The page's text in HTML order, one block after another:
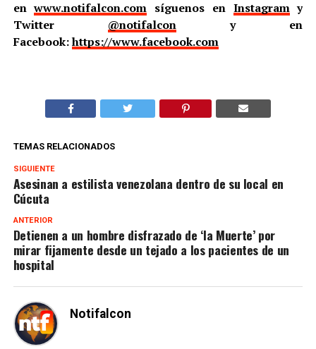
enwww.notifalcon.com síguenos en Instagramy
Twitter @notifalcony en
Facebook:https://www.facebook.com
TEMAS RELACIONADOS
SIGUIENTE
Asesinan a estilista venezolana dentro de su local en
Cúcuta
ANTERIOR
Detienen a un hombre disfrazado de ‘la Muerte’ por
mirar fijamente desde un tejado a los pacientes de un
hospital
Notifalcon